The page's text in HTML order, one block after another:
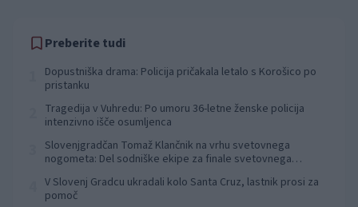
Preberite tudi
Dopustniška drama: Policija pričakala letalo s Korošico po
pristanku
Tragedija v Vuhredu: Po umoru 36-letne ženske policija
intenzivno išče osumljenca
Slovenjgradčan Tomaž Klančnik na vrhu svetovnega
nogometa: Del sodniške ekipe za finale svetovnega
V Slovenj Gradcu ukradali kolo Santa Cruz, lastnik prosi za
pomoč